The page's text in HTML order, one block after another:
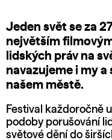
Jeden svět se za
největším
lidských práv na
navazujeme i my a
našem městě.
Festival každoročně
podoby porušování
světové dění do